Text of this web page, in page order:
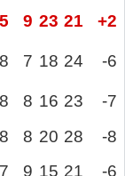
5 9 23 21 +2
8 7 18 24 -6
8 8 16 23
-7
8 8 20 28
-8
7 9 15 21
-6